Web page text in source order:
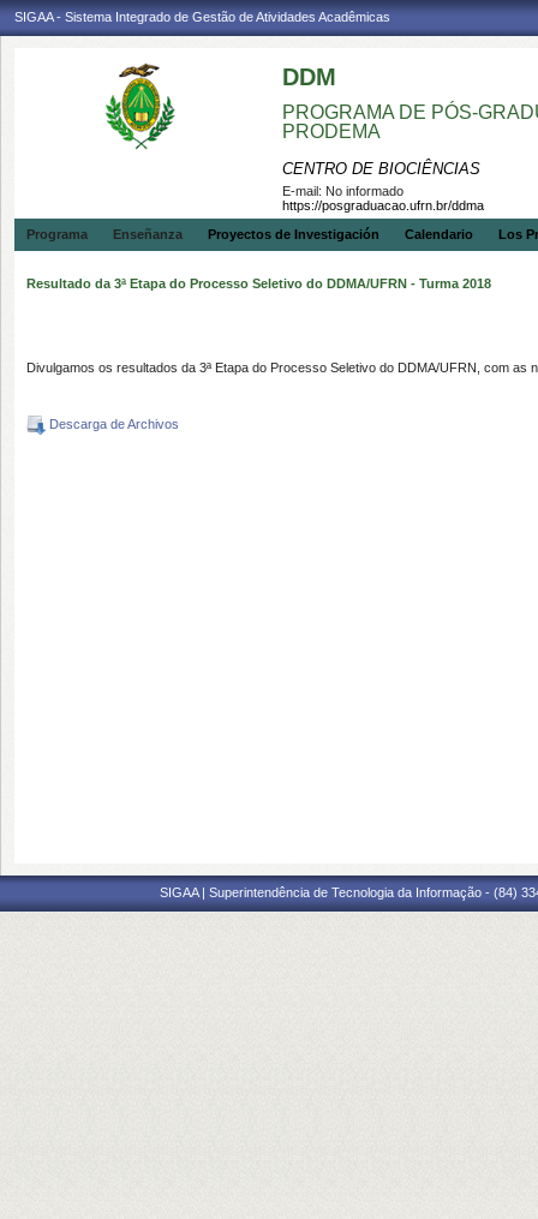
SIGAA - Sistema Integrado de Gestão de Atividades Acadêmicas
DDM
PROGRAMA DE PÓS-
PRODEMA
CENTRO DE BIOCIÊNCIAS
E-mail: No informado
https://posgraduacao.ufrn.br/ddma
Programa
Enseñanza Proyectos de Investigación Calendario Los
Resultado da 3ª Etapa do Processo Seletivo do DDMA/UFRN - Turma 2018
Divulgamos os resultados da 3ª Etapa do Processo Seletivo do DDMA/UFRN, com
Descarga de Archivos
SIGAA | Superintendência de Tecnologia da Informação - (84)